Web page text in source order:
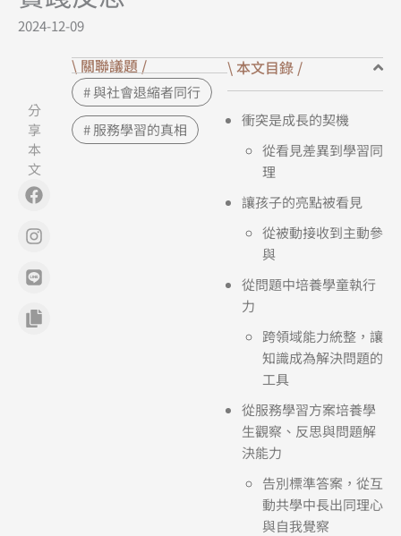
2024-12-09
分
享
本
文
Facebook
Instagram
Line
Copy
\ 關聯議題 /
# 與社會退縮者同行
# 服務學習的真相
\ 本文目錄 /
衝突是成長的契機
從看見差異到學習同
理
讓孩子的亮點被看見
從被動接收到主動參
與
從問題中培養學童執行
力
跨領域能力統整，讓
知識成為解決問題的
工具
從服務學習方案培養學
生觀察、反思與問題解
決能力
告別標準答案，從互
動共學中長出同理心
與自我覺察